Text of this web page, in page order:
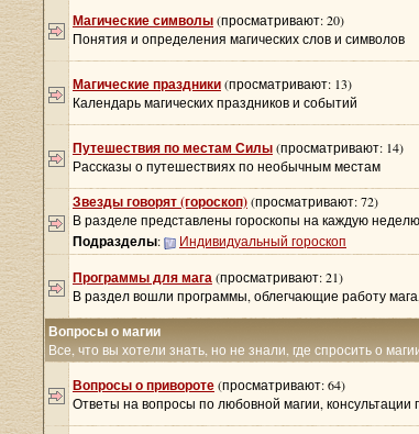
Магические символы(просматривают: 20)
Понятия и определения магических слов и символов
Магические праздники(просматривают: 13)
Календарь магических праздников и событий
Путешествия по местам Силы(просматривают: 14)
Рассказы о путешествиях по необычным местам
Звезды говорят (гороскоп)(просматривают: 72)
В разделе представлены гороскопы на каждую
Подразделы: Индивидуальный гороскоп
Программы для мага(просматривают: 21)
В раздел вошли программы, облегчающие работу
Вопросы о магии
Все, что вы хотели знать, но не знали, где спросить о
Вопросы о привороте(просматривают: 64)
Ответы на вопросы по любовной магии,